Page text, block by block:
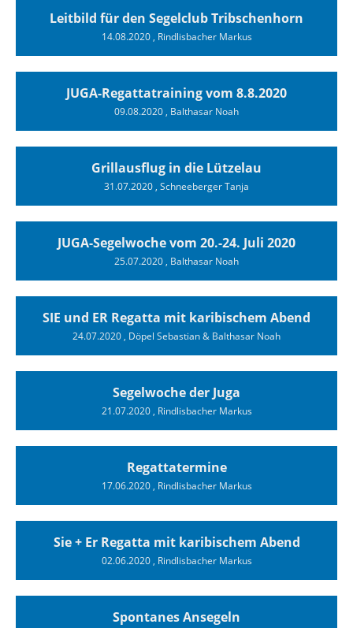
Leitbild für den Segelclub Tribschenhorn
14.08.2020, Rindlisbacher Markus
JUGA-Regattatraining vom 8.8.2020
09.08.2020, Balthasar Noah
Grillausflug in die Lützelau
31.07.2020, Schneeberger Tanja
JUGA-Segelwoche vom 20.-24. Juli 2020
25.07.2020, Balthasar Noah
SIE und ER Regatta mit karibischem Abend
24.07.2020, Döpel Sebastian & Balthasar Noah
Segelwoche der Juga
21.07.2020, Rindlisbacher Markus
Regattatermine
17.06.2020, Rindlisbacher Markus
Sie + Er Regatta mit karibischem Abend
02.06.2020, Rindlisbacher Markus
Spontanes Ansegeln